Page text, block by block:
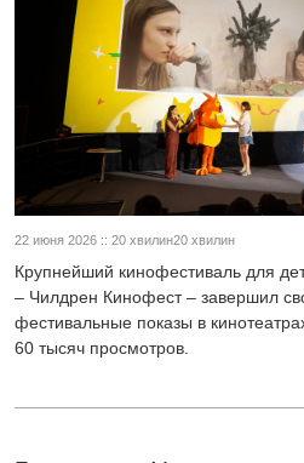
22 июня 2026 :: 20 хвилин20 хвилин
Крупнейший кинофестиваль для
– Чилдрен Кинофест – завершил
фестивальные показы в
60 тысяч просмотров.